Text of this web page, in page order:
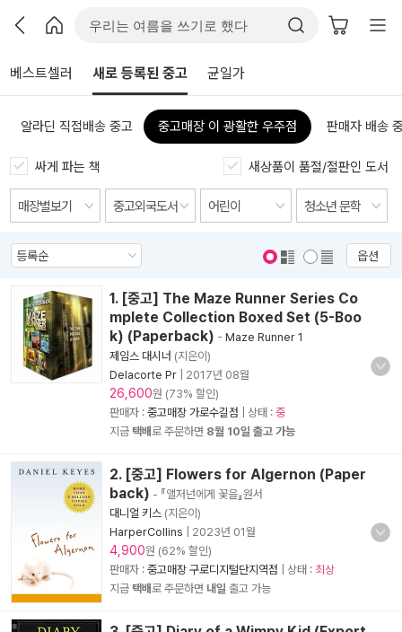
베스트셀러 새로 등록된 중고 균일가
알라딘 직접배송 중고 중고매장 이 광활한 우주점 판매자 배송
싸게 파는 책 새상품이 품절/절판인 도서
옵션
1. [중고] The Maze Runner Series Co
mplete Collection Boxed Set (5-Boo
k) (Paperback) - Maze Runner 1
제임스 대시너 (지은이)
Delacorte Pr
2017년 08월
26,600원 (73% 할인)
판매자 : 중고매장 가로수길점 | 상태 : 중
지금 택배로 주문하면 8월 10일 출고 가능
2. [중고] Flowers for Algernon (Paper
back) - 『앨저넌에게 꽃을』원서
대니얼 키스 (지은이)
HarperCollins
2023년 01월
4,900원 (62% 할인)
판매자 : 중고매장 구로디지털단지역점 | 상태 : 최상
지금 택배로 주문하면 내일 출고 가능